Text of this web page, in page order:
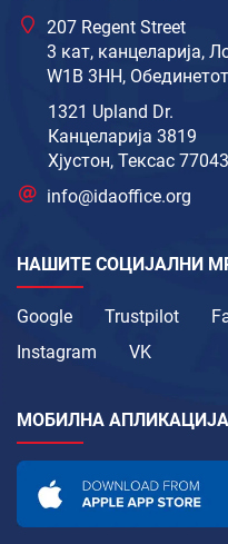
207 Regent Street
3 кат, канцеларија,
W1B 3HH,
1321 Upland Dr.
Канцеларија 3819
Хјустон, Тексас
info@idaoffice.org
НАШИТЕ СОЦИЈАЛНИ
Google Trustpilot
Instagram
VK
МОБИЛНА АПЛИКАЦИЈА